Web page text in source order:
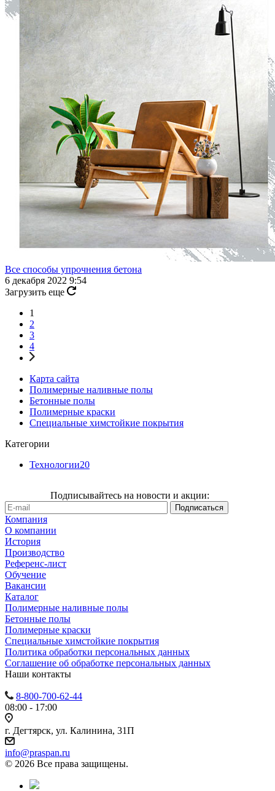
Все способы упрочнения бетона
6 декабря 2022 9:54
Загрузить еще
1
2
3
4
Карта сайта
Полимерные наливные полы
Бетонные полы
Полимерные краски
Специальные химстойкие покрытия
Категории
Технологии20
Подписывайтесь на новости и акции:
Компания
О компании
История
Производство
Референс-лист
Обучение
Вакансии
Каталог
Полимерные наливные полы
Бетонные полы
Полимерные краски
Специальные химстойкие покрытия
Политика обработки персональных данных
Cоглашение об обработке персональных данных
Наши контакты
8-800-700-62-44
08:00 - 17:00
г. Дегтярск, ул. Калинина, 31П
info@praspan.ru
© 2026 Все права защищены.